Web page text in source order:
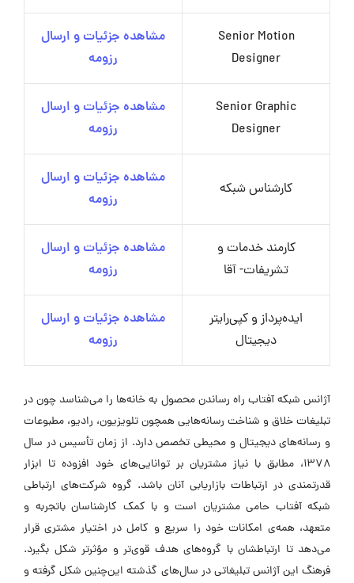
Senior Motion
Designer
مشاهده جزئیات و ارسال
رزومه
Senior Graphic
Designer
مشاهده جزئیات و ارسال
رزومه
کارشناس شبکه
مشاهده جزئیات و ارسال
رزومه
کارمند خدمات و
تشریفات- آقا
مشاهده جزئیات و ارسال
رزومه
ایده‌پرداز و کپی‌رایتر
دیجیتال
مشاهده جزئیات و ارسال
رزومه
آژانس شبکه آفتاب راه رساندن محصول به خانه‌ها را می‌شناسد چون در
تبلیغات خلاق و شناخت رسانه‌هایی همچون تلویزیون، رادیو، مطبوعات
و رسانه‌های دیجیتال و محیطی تخصص دارد. از زمان تأسیس در سال
۱۳۷۸، مطابق با نیاز مشتریان بر توانایی‌های خود افزوده تا ابزار
قدرتمندی در ارتباطات بازاریابی آنان باشد. گروه شرکت‌های ارتباطی
شبکه آفتاب حامی مشتریان است و با کمک کارشناسان باتجربه و
متعهد، همه‌ی امکانات خود را سریع و کامل در اختیار مشتری قرار
می‌دهد تا ارتباطشان با گروه‌های هدف قوی‌تر و مؤثرتر شکل بگیرد.
فرهنگ این آژانس تبلیغاتی در سال‌های گذشته این‌چنین شکل گرفته و